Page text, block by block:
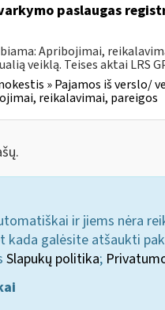
paslaugas
Apribojimai,
veiklą. Teises aktai LRS
» Pajamos iš verslo/
reikalavimai, pareigos
ir jiems nėra
kada galėsite atšaukti
Slapukų politika;